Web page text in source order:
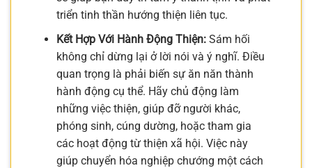
triển tinh thần hướng thiện liên tục.
Kết Hợp Với Hành Động Thiện:Sám hối
không chỉ dừng lại ở lời nói và ý nghĩ. Điều
quan trọng là phải biến sự ăn năn thành
hành động cụ thể. Hãy chủ động làm
những việc thiện, giúp đỡ người khác,
phóng sinh, cúng dường, hoặc tham gia
các hoạt động từ thiện xã hội. Việc này
giúp chuyển hóa nghiệp chướng một cách